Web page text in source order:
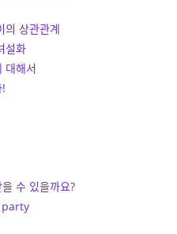
의 상관관계
설화
대해서
수 있을까요?
party